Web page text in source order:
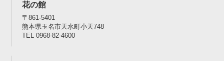
花の館
〒861-5401
熊本県玉名市天水町小天748
TEL 0968-82-4600